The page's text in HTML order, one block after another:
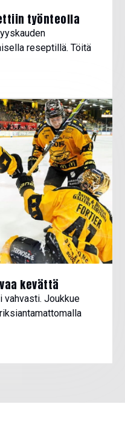
työnteolla
reseptillä. Töitä
kevättä
vahvasti. Joukkue